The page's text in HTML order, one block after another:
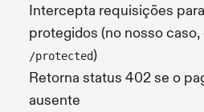
Intercepta requisições
protegidos (no nosso
/protected)
Retorna status 402 se o
ausente